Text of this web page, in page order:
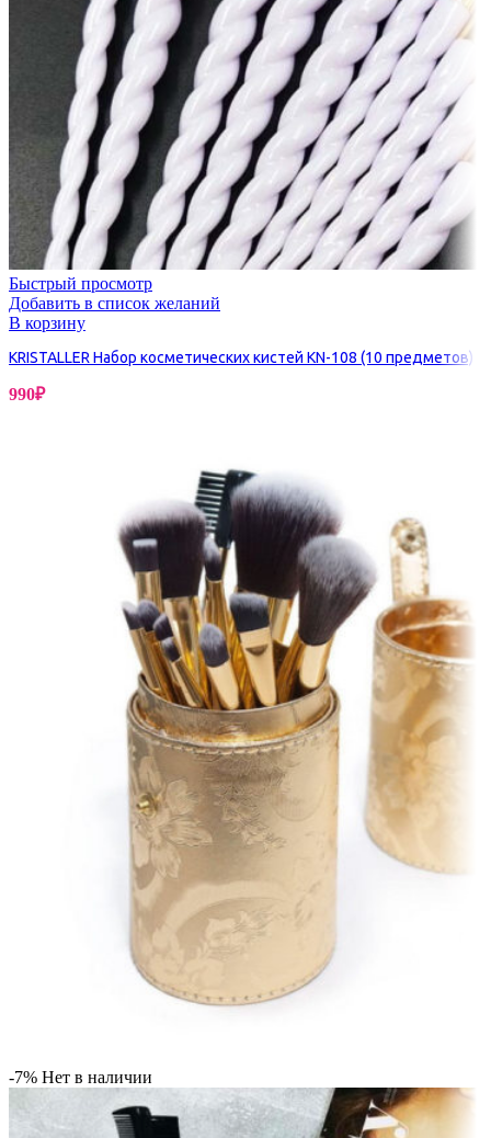
Быстрый просмотр
Добавить в список желаний
В корзину
KRISTALLER Набор косметических кистей KN-108 (10 предметов)
990₽
-7% Нет в наличии